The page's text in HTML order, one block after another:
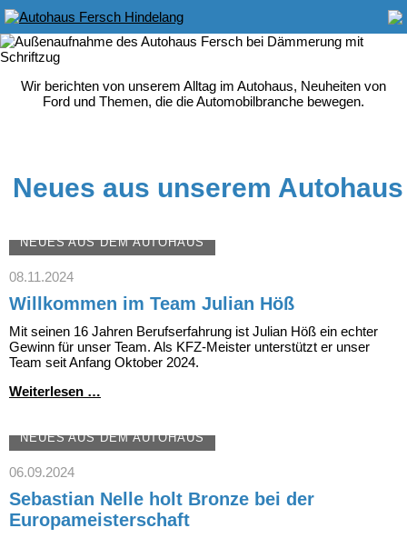
Wir berichten von unserem Alltag im Autohaus, Neuheiten von
Ford und Themen, die die Automobilbranche bewegen.
Neues aus unserem Autohaus
NEUES AUS DEM AUTOHAUS
08.11.2024
Willkommen im Team Julian Höß
Mit seinen 16 Jahren Berufserfahrung ist Julian Höß ein echter
Gewinn für unser Team. Als KFZ-Meister unterstützt er unser
Team seit Anfang Oktober 2024.
Weiterlesen …
Julian
Höß
NEUES AUS DEM AUTOHAUS
06.09.2024
Sebastian Nelle holt Bronze bei der
Europameisterschaft